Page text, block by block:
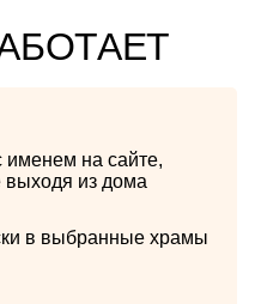
именем на сайте,
выходя из дома
в выбранные храмы